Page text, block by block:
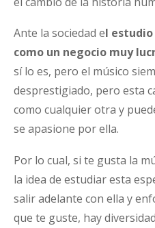
Ante la sociedad el estudio
como un negocio muy
sí lo es, pero el músico
desprestigiado, pero esta
como cualquier otra y
se apasione por ella.
Por lo cual, si te gusta la
la idea de estudiar esta
salir adelante con ella y
que te guste, hay